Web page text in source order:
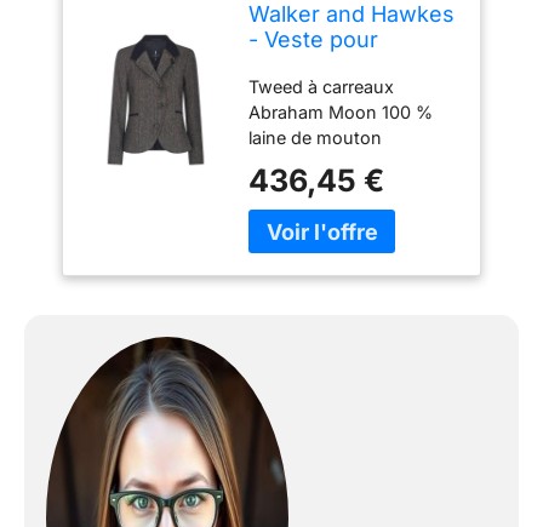
Walker and Hawkes
- Veste pour
Tweed - Blue Moon
- 38
Tweed à carreaux
Abraham Moon 100 %
laine de mouton
trois boutons Bords
contrastants en
moleskine Broche à
436,45 €